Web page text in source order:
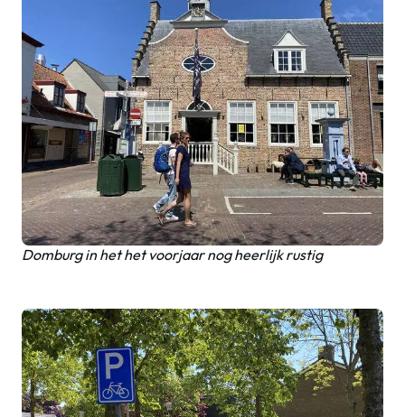
Domburg in het het voorjaar nog heerlijk rustig